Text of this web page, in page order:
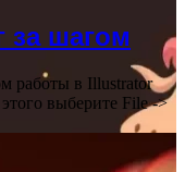
за шагом
работы в Illustrator
выберите File ->